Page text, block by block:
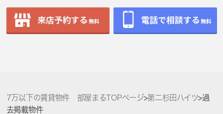
7万以下の賃貸物件 部屋まるTOPページ>第二杉田ハイツ>過
去掲載物件